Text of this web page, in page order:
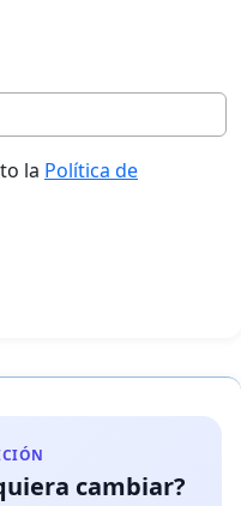
la Política de
cambiar?